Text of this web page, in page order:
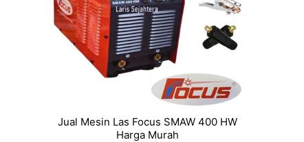
Jual Mesin Las Focus SMAW 400 HW
Harga Murah